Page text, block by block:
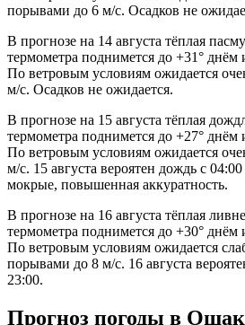
порывами до 6 м/с. Осадков не
В прогнозе на 14 августа тёплая
термометра поднимется до +31° днём
По ветровым условиям ожидается
м/с. Осадков не ожидается.
В прогнозе на 15 августа тёплая
термометра поднимется до +27° днём
По ветровым условиям ожидается
м/с. 15 августа вероятен дождь с
мокрые, повышенная аккуратность.
В прогнозе на 16 августа тёплая
термометра поднимется до +30° днём
По ветровым условиям ожидается
порывами до 8 м/с. 16 августа
23:00.
Прогноз погоды в